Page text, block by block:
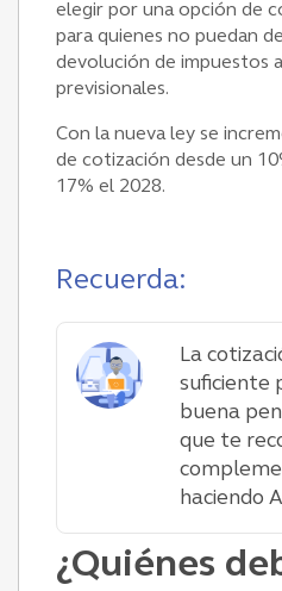
elegir por una opción de
para quienes no puedan
devolución de impuestos
previsionales.
Con la nueva ley se
de cotización desde un
17% el 2028.
Recuerda:
La
suficiente
buena
que te
haciendo
¿Quiénes